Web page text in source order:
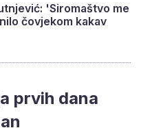
'Siromaštvo me
čovjekom kakav
prvih dana